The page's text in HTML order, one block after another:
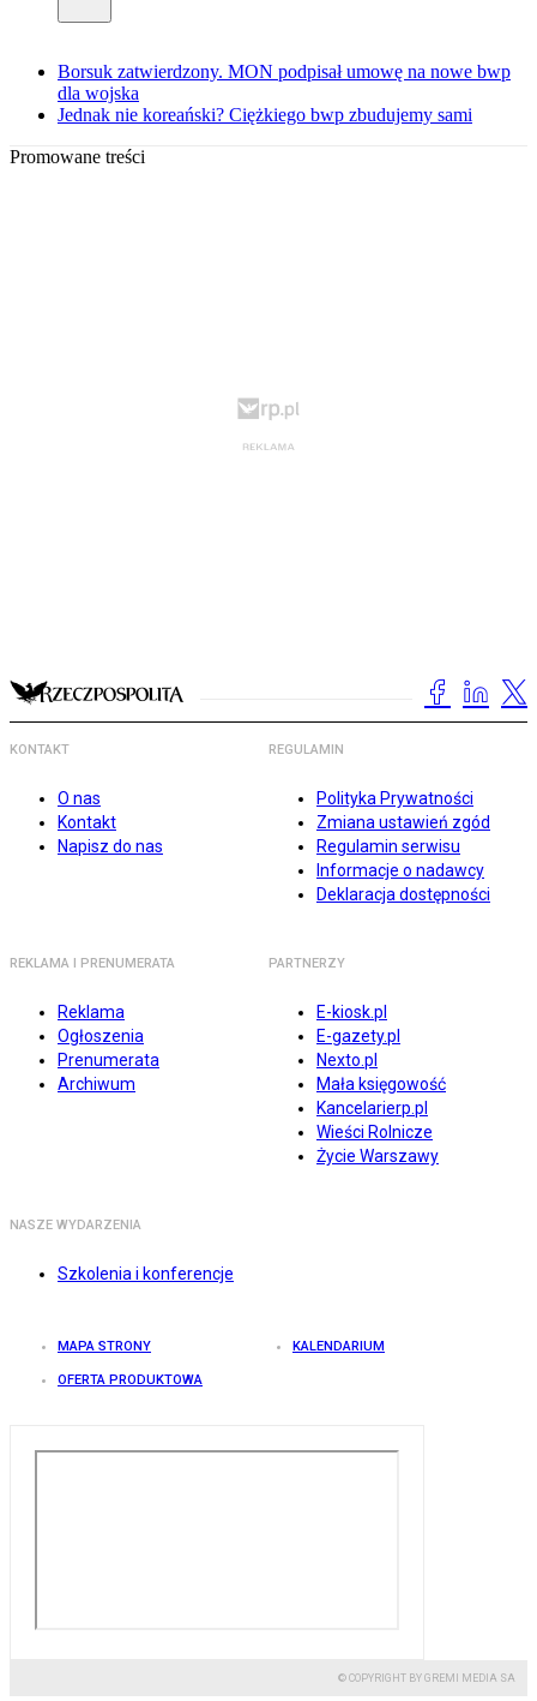
Borsuk zatwierdzony. MON podpisał umowę na nowe bwp
dla wojska
Jednak nie koreański? Ciężkiego bwp zbudujemy sami
Promowane treści
KONTAKT
O nas
Kontakt
Napisz do nas
REGULAMIN
Polityka Prywatności
Zmiana ustawień zgód
Regulamin serwisu
Informacje o nadawcy
Deklaracja dostępności
REKLAMA I PRENUMERATA
Reklama
Ogłoszenia
Prenumerata
Archiwum
PARTNERZY
E-kiosk.pl
E-gazety.pl
Nexto.pl
Mała księgowość
Kancelarierp.pl
Wieści Rolnicze
Życie Warszawy
NASZE WYDARZENIA
Szkolenia i konferencje
MAPA STRONY KALENDARIUM
OFERTA PRODUKTOWA
© COPYRIGHT BY GREMI MEDIA SA